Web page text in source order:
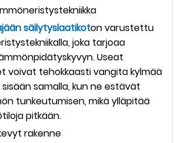
säilytyslaatikoton varustettu
joka tarjoaa
Useat
voivat tehokkaasti vangita kylmää
samalla, kun ne estävät
tunkeutumisen, mikä ylläpitää
pitkään.
rakenne